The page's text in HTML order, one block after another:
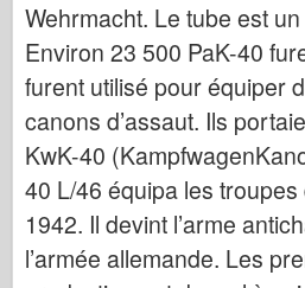
Eduardas
E.T. Modelis
Smulkios pelėsiai
Valoro pajėgos
Friulmodel
Hasegawa provincija
Heleris
Wehrmacht. Le tube est
Environ 23 500 PaK-40
furent utilisé pour équiper
canons d’assaut. Ils
KwK-40
40 L/46 équipa les
1942. Il devint l’arme
l’armée allemande. Les